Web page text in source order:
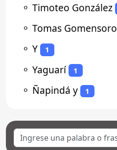
⚬ Timoteo González
⚬ Tomas Gomensoro
⚬ Y 1
⚬ Yaguarí 1
⚬ Ñapindá y 1